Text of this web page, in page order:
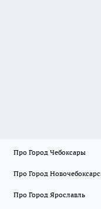
Про Город Чебоксары
Про Город
Про Город Ярославль